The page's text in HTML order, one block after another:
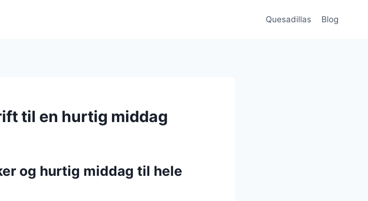
Quesadillas Blog
til en hurtig middag
og hurtig middag til hele